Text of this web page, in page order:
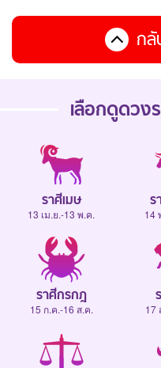
กลั
เลือกดูดวง
ราศีเมษ
13 เม.ย.-13 พ.ค.
ร
14
ราศีกรกฎ
15 ก.ค.-16 ส.ค. 17